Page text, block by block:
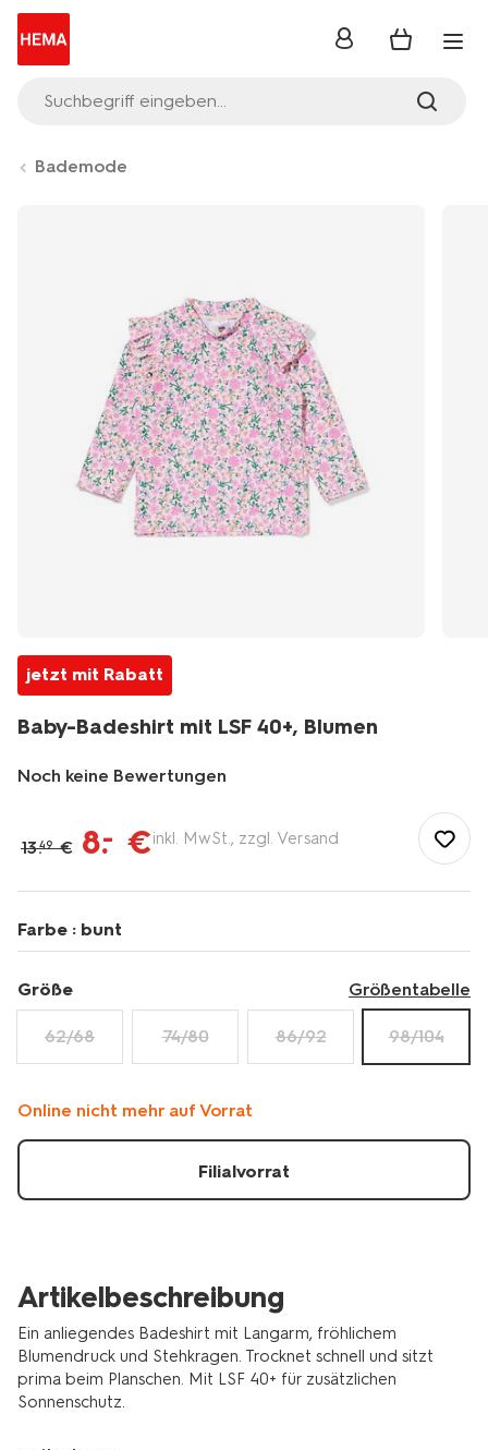
Suchbegriff eingeben...
Anmelden
Bademode
jetzt mit Rabatt
Baby-Badeshirt mit LSF 40+, Blumen
Noch keine Bewertungen
de/baby/babykleidung/baby-
bademode/baby-
mit-
lsf-
40plus-
33200744.html
13.49 € 8.– €inkl. MwSt., zzgl. Versand
Farbe : bunt
Größe Größentabelle
62/68 74/80 86/92 98/104
Online nicht mehr auf Vorrat
Filialvorrat
Artikelbeschreibung
Ein anliegendes Badeshirt mit Langarm, fröhlichem
Blumendruck und Stehkragen. Trocknet schnell und sitzt
prima beim Planschen. Mit LSF 40+ für zusätzlichen
Sonnenschutz.